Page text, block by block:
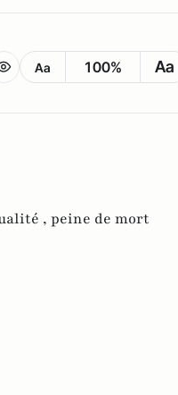
Aa 100% Aa
, peine de mort